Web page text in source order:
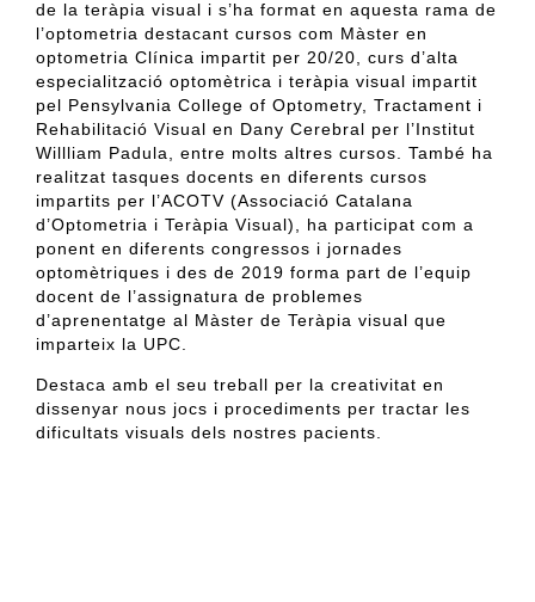
de la teràpia visual i s’ha format en aquesta rama de
l’optometria destacant cursos com Màster en
optometria Clínica impartit per 20/20, curs d’alta
especialització optomètrica i teràpia visual impartit
pel Pensylvania College of Optometry , Tractament i
Rehabilitació Visual en Dany Cerebral per l’Institut
Willliam Padula , entre molts altres cursos. També ha
realitzat tasques docents en diferents cursos
impartits per l’ACOTV (Associació Catalana
d’Optometria i Teràpia Visual), ha participat com a
ponent en diferents congressos i jornades
optomètriques i des de 2019 forma part de l’equip
docent de l’assignatura de problemes
d’aprenentatge al Màster de Teràpia visual que
imparteix la UPC.
Destaca amb el seu treball per la creativitat en
dissenyar nous jocs i procediments per tractar les
dificultats visuals dels nostres pacients.